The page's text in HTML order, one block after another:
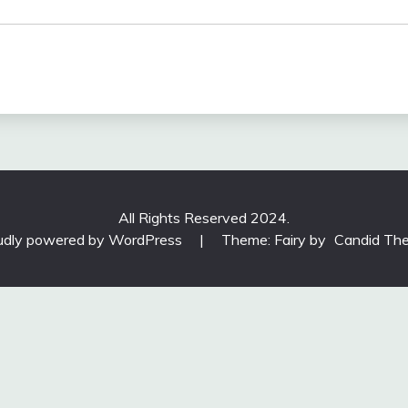
All Rights Reserved 2024.
powered by WordPress
| Theme: Fairy by Candid